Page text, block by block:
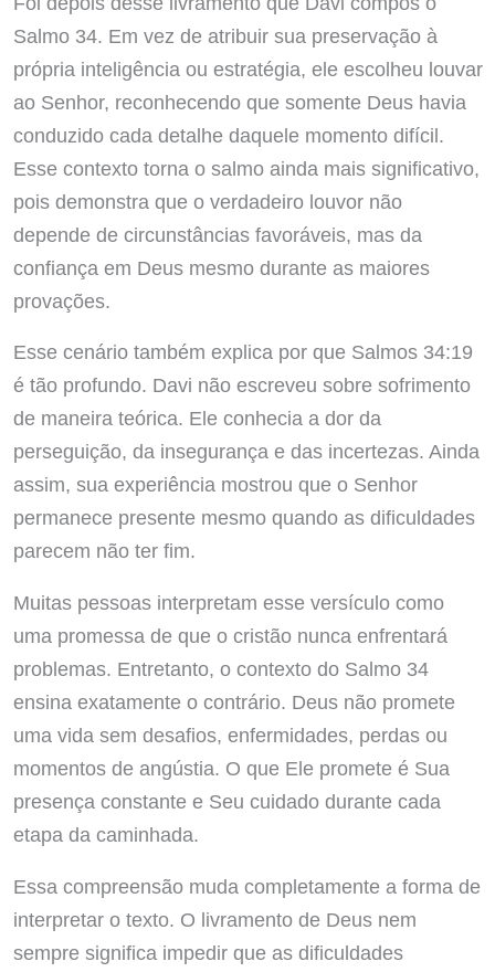
Salmo 34. Em vez de atribuir sua preservação à
própria inteligência ou estratégia, ele escolheu louvar
ao Senhor, reconhecendo que somente Deus havia
conduzido cada detalhe daquele momento difícil.
Esse contexto torna o salmo ainda mais significativo,
pois demonstra que o verdadeiro louvor não
depende de circunstâncias favoráveis, mas da
confiança em Deus mesmo durante as maiores
provações.
Esse cenário também explica por que Salmos 34:19
é tão profundo. Davi não escreveu sobre sofrimento
de maneira teórica. Ele conhecia a dor da
perseguição, da insegurança e das incertezas. Ainda
assim, sua experiência mostrou que o Senhor
permanece presente mesmo quando as dificuldades
parecem não ter fim.
Muitas pessoas interpretam esse versículo como
uma promessa de que o cristão nunca enfrentará
problemas. Entretanto, o contexto do Salmo 34
ensina exatamente o contrário. Deus não promete
uma vida sem desafios, enfermidades, perdas ou
momentos de angústia. O que Ele promete é Sua
presença constante e Seu cuidado durante cada
etapa da caminhada.
Essa compreensão muda completamente a forma de
interpretar o texto. O livramento de Deus nem
sempre significa impedir que as dificuldades